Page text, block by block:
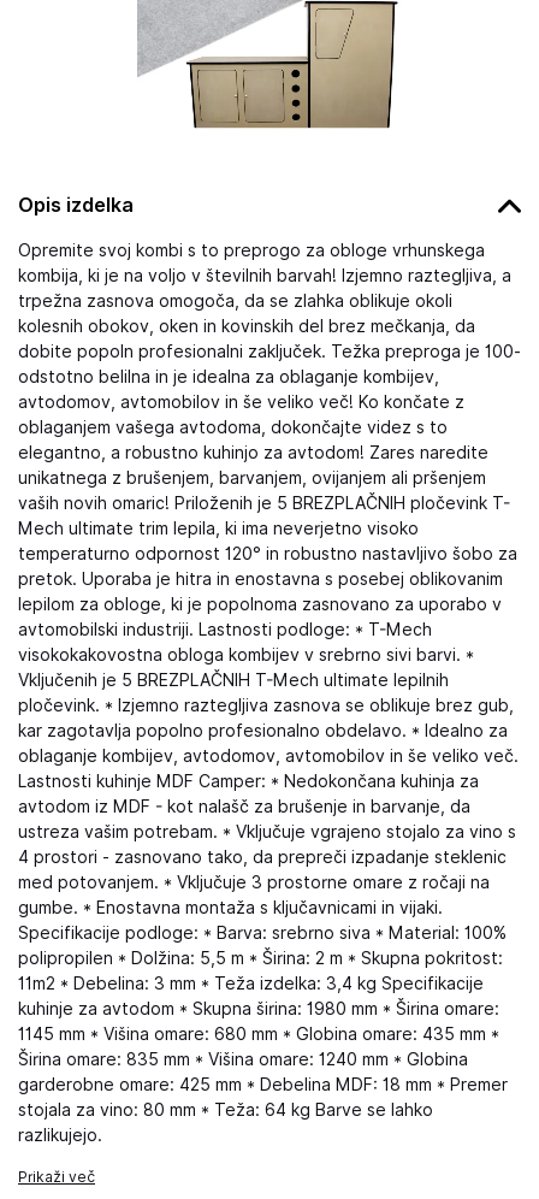
Opis izdelka
Opremite svoj kombi s to preprogo za obloge vrhunskega
kombija, ki je na voljo v številnih barvah! Izjemno raztegljiva, a
trpežna zasnova omogoča, da se zlahka oblikuje okoli
kolesnih obokov, oken in kovinskih del brez mečkanja, da
dobite popoln profesionalni zaključek. Težka preproga je 100-
odstotno belilna in je idealna za oblaganje kombijev,
avtodomov, avtomobilov in še veliko več! Ko končate z
oblaganjem vašega avtodoma, dokončajte videz s to
elegantno, a robustno kuhinjo za avtodom! Zares naredite
unikatnega z brušenjem, barvanjem, ovijanjem ali pršenjem
vaših novih omaric! Priloženih je 5 BREZPLAČNIH pločevink T-
Mech ultimate trim lepila, ki ima neverjetno visoko
temperaturno odpornost 120° in robustno nastavljivo šobo za
pretok. Uporaba je hitra in enostavna s posebej oblikovanim
lepilom za obloge, ki je popolnoma zasnovano za uporabo v
avtomobilski industriji. Lastnosti podloge: * T-Mech
visokokakovostna obloga kombijev v srebrno sivi barvi. *
Vključenih je 5 BREZPLAČNIH T-Mech ultimate lepilnih
pločevink. * Izjemno raztegljiva zasnova se oblikuje brez gub,
kar zagotavlja popolno profesionalno obdelavo. * Idealno za
oblaganje kombijev, avtodomov, avtomobilov in še veliko več.
Lastnosti kuhinje MDF Camper: * Nedokončana kuhinja za
avtodom iz MDF - kot nalašč za brušenje in barvanje, da
ustreza vašim potrebam. * Vključuje vgrajeno stojalo za vino s
4 prostori - zasnovano tako, da prepreči izpadanje steklenic
med potovanjem. * Vključuje 3 prostorne omare z ročaji na
gumbe. * Enostavna montaža s ključavnicami in vijaki.
Specifikacije podloge: * Barva: srebrno siva * Material: 100%
polipropilen * Dolžina: 5,5 m * Širina: 2 m * Skupna pokritost:
11m2 * Debelina: 3 mm * Teža izdelka: 3,4 kg Specifikacije
kuhinje za avtodom * Skupna širina: 1980 mm * Širina omare:
1145 mm * Višina omare: 680 mm * Globina omare: 435 mm *
Širina omare: 835 mm * Višina omare: 1240 mm * Globina
garderobne omare: 425 mm * Debelina MDF: 18 mm * Premer
stojala za vino: 80 mm * Teža: 64 kg Barve se lahko
razlikujejo.
Prikaži več